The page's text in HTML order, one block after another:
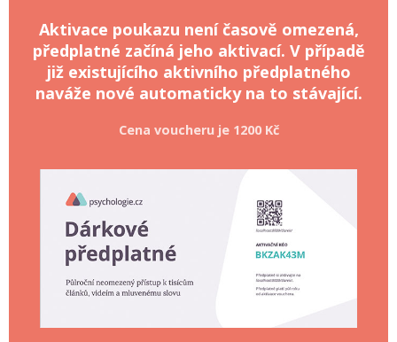
Aktivace poukazu není časově omezená,
předplatné začíná jeho aktivací. V případě
již existujícího aktivního předplatného
naváže nové automaticky na to stávající.
Cena voucheru je 1200 Kč